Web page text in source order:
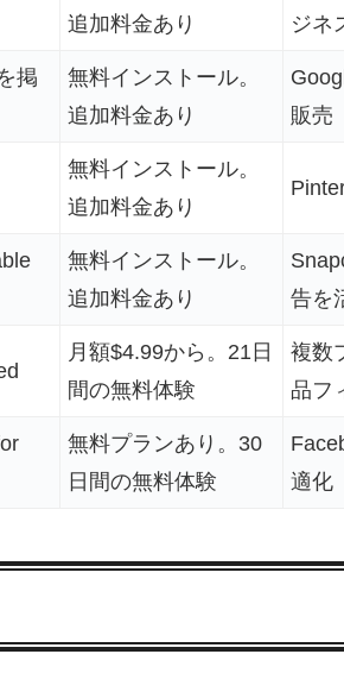
追加料金あり
ジネ
掲
無料インストール。
追加料金あり
販売
無料インストール。
追加料金あり
無料インストール。
追加料金あり
告を
月額$4.99から。21日
間の無料体験
複数
品フ
無料プランあり。30
日間の無料体験
適化